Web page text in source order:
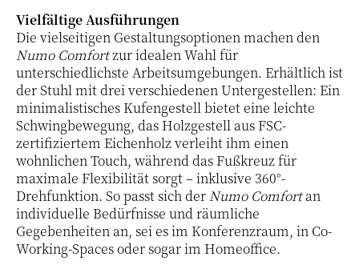
Vielfältige Ausführungen
Die vielseitigen Gestaltungsoptionen machen den
Numo Comfortzur idealen Wahl für
unterschiedlichste Arbeitsumgebungen. Erhältlich ist
der Stuhl mit drei verschiedenen Untergestellen: Ein
minimalistisches Kufengestell bietet eine leichte
Schwingbewegung, das Holzgestell aus FSC-
zertifiziertem Eichenholz verleiht ihm einen
wohnlichen Touch, während das Fußkreuz für
maximale Flexibilität sorgt – inklusive 360°-
Drehfunktion. So passt sich derNumo Comfortan
individuelle Bedürfnisse und räumliche
Gegebenheiten an, sei es im Konferenzraum, in Co-
Working-Spaces oder sogar im Homeoffice.